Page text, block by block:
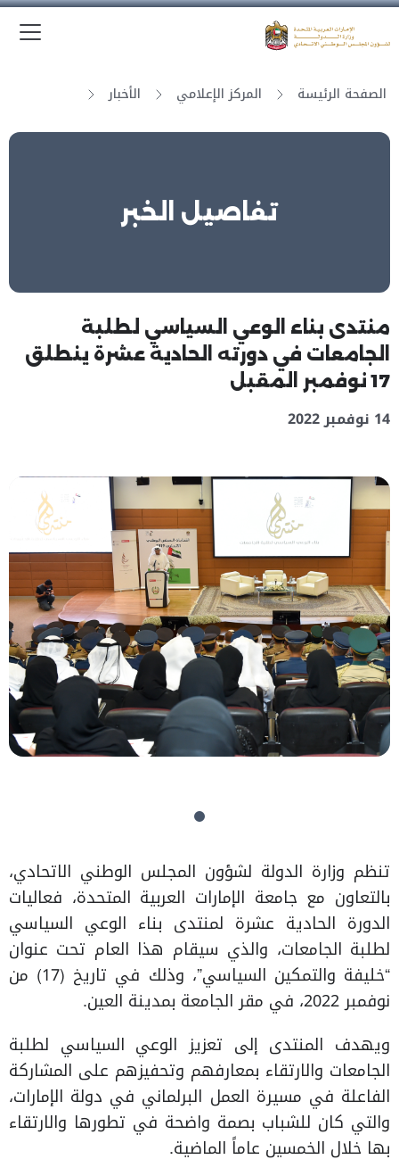
الصفحة الرئيسة المركز الإعلامي الأخبار
تفاصيل الخبر
منتدى بناء الوعي السياسي لطلبة
الجامعات في دورته الحادية عشرة ينطلق
17 نوفمبر المقبل
14 نوفمبر 2022
تنظم وزارة الدولة لشؤون المجلس الوطني الاتحادي،
بالتعاون مع جامعة الإمارات العربية المتحدة، فعاليات
الدورة الحادية عشرة لمنتدى بناء الوعي السياسي
لطلبة الجامعات، والذي سيقام هذا العام تحت عنوان
“خليفة والتمكين السياسي”، وذلك في تاريخ (17) من
نوفمبر 2022، في مقر الجامعة بمدينة العين.
ويهدف المنتدى إلى تعزيز الوعي السياسي لطلبة
الجامعات والارتقاء بمعارفهم وتحفيزهم على المشاركة
الفاعلة في مسيرة العمل البرلماني في دولة الإمارات،
والتي كان للشباب بصمة واضحة في تطورها والارتقاء
بها خلال الخمسين عاماً الماضية.